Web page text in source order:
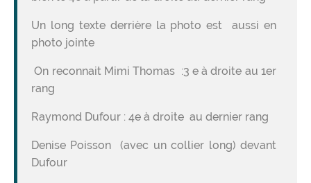
Un long texte derrière la photo est aussi en
photo jointe
On reconnait Mimi Thomas :3 e à droite au 1er
rang
Raymond Dufour : 4e à droite au dernier rang
Denise Poisson (avec un collier long) devant
Dufour